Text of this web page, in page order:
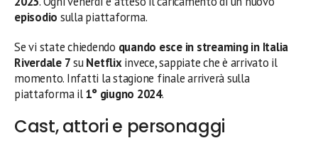
episodio sulla piattaforma.
Se vi state chiedendo quando esce in streaming in Italia
Riverdale 7suNetflixinvece, sappiate che è arrivato il
momento. Infatti la stagione finale arriverà sulla
piattaforma il1° giugno 2024.
Cast, attori e personaggi